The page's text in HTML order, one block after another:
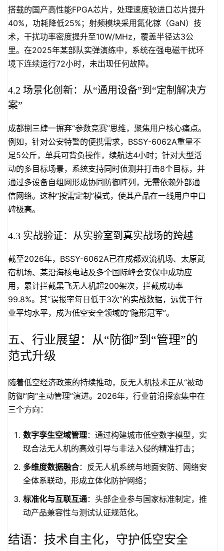
搭载的国产高性能FPGA芯片，处理速度较进口芯片提升
40%，功耗降低25%；射频模块采用氮化镓（GaN）技
术，干扰功率密度提升至10W/MHz，覆盖半径达3公
里。在2025年某部队实弹演练中，系统在强电磁干扰环
境下连续运行72小时，未出现任何故障。
4.2 场景化创新：从“通用设备”到“定制解决方
案”
成都捌三肆一摒弃“参数竞赛”思维，聚焦用户核心痛点。
例如，针对公安特警的便携需求，BSSY-6062A重量不
足5公斤，单兵可背负操作，续航达4小时；针对大型活
动的多目标场景，系统支持同时侦测并打击8个目标，并
通过多设备自组网形成协同防御阵列，无需依赖外部通
信网络。这种“按需定制”模式，使其产品在一线用户中口
碑极高。
4.3 实战验证：从实验室到真实战场的跨越
截至2026年，BSSY-6062A已在成都双流机场、太原武
宿机场、某沿海核电站及多个国际峰会安保中成功应
用，累计拦截黑飞无人机超200架次，拦截成功率
99.8%。其“误报率每日低于3次”的实战数据，远优于行
业平均水平，成为低空安全领域的“隐形冠军”。
五、行业展望：从“防御”到“管理”的
范式升级
随着低空经济政策的持续推动，反无人机技术正从“被动
防御”向“主动管理”演进。2026年，行业前沿探索集中在
三个方向：
数字孪生空域管理：通过构建城市低空数字模型，实
现合法无人机的高效引导与非法入侵的精准打击；
多维度数据融合：反无人机系统与地面安防、网络安
全体系联动，形成立体化防护网络；
标准化与互联互通：头部企业参与国家标准制定，推
动产品兼容性与测试认证规范化。
结语：技术自主化，守护低空安全